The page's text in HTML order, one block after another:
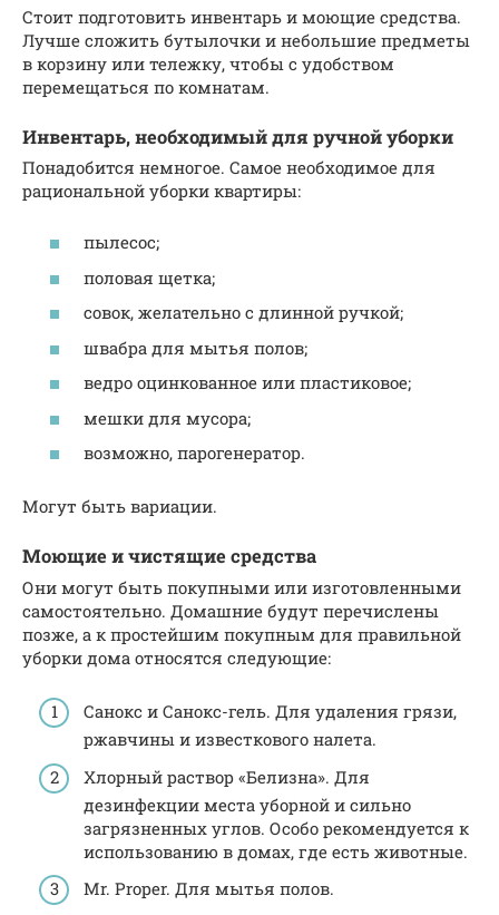
Стоит подготовить инвентарь и моющие средства.
Лучше сложить бутылочки и небольшие предметы
в корзину или тележку, чтобы с удобством
перемещаться по комнатам.
Инвентарь, необходимый для ручной уборки
Понадобится немногое. Самое необходимое для
рациональной уборки квартиры:
пылесос;
половая щетка;
совок, желательно с длинной ручкой;
швабра для мытья полов;
ведро оцинкованное или пластиковое;
мешки для мусора;
возможно, парогенератор.
Могут быть вариации.
Моющие и чистящие средства
Они могут быть покупными или изготовленными
самостоятельно. Домашние будут перечислены
позже, а к простейшим покупным для правильной
уборки дома относятся следующие:
Санокс и Санокс-гель. Для удаления грязи,
ржавчины и известкового налета.
Хлорный раствор «Белизна». Для
дезинфекции места уборной и сильно
загрязненных углов. Особо рекомендуется к
использованию в домах, где есть животные.
Mr. Proper. Для мытья полов.